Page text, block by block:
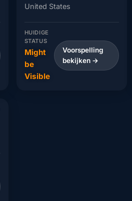
United States
HUIDIGE
STATUS
Might
be
Visible
Voorspelling
bekijken →